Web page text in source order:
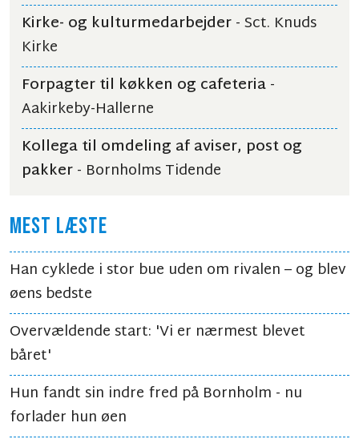
Kirke- og kulturmedarbejder- Sct. Knuds
Kirke
Forpagter til køkken og cafeteria-
Aakirkeby-Hallerne
Kollega til omdeling af aviser, post og
pakker- Bornholms Tidende
MEST LÆSTE
Han cyklede i stor bue uden om rivalen – og blev
øens bedste
Overvældende start: 'Vi er nærmest blevet
båret'
Hun fandt sin indre fred på Bornholm - nu
forlader hun øen